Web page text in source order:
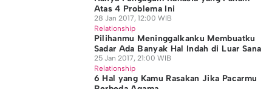
Atas 4 Problema Ini
28 Jan 2017, 12:00 WIB
Relationship
Pilihanmu Meninggalkanku Membuatku
Sadar Ada Banyak Hal Indah di Luar Sana
25 Jan 2017, 21:00 WIB
Relationship
6 Hal yang Kamu Rasakan Jika Pacarmu